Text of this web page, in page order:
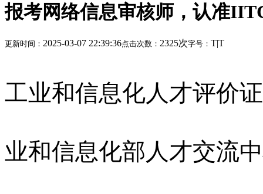
报考网络信息审核师，认准
更新时间： 2025-03-07 22:39:36点击次数： 2325次字号： T|T
工业和信息化人才评价
业和信息化部人才交流